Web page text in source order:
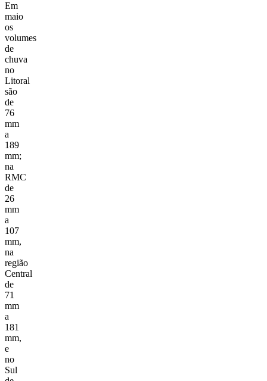
Em
maio
os
volumes
de
chuva
no
Litoral
são
de
76
mm
a
189
mm;
na
RMC
de
26
mm
a
107
mm,
na
região
Central
de
71
mm
a
181
mm,
e
no
Sul